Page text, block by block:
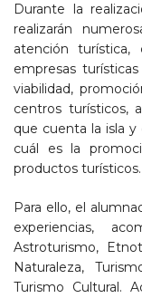
Durante la
realizarán
atención
empresas
viabilidad,
centros turísticos,
que cuenta la isla
cuál es la
productos turísticos.
Para ello, el
experiencias,
Astroturismo,
Naturaleza,
Turismo Cultural.